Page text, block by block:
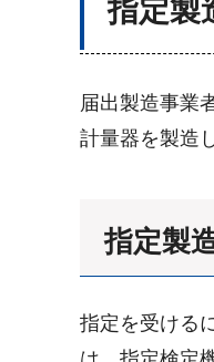
指定製
届出製造事業
計量器を製造
指定製
指定を受ける